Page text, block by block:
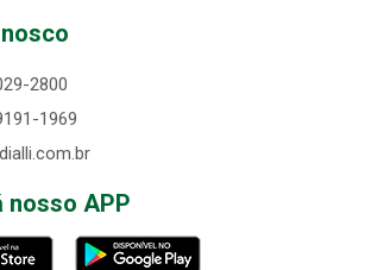
2800
1969
nosso APP